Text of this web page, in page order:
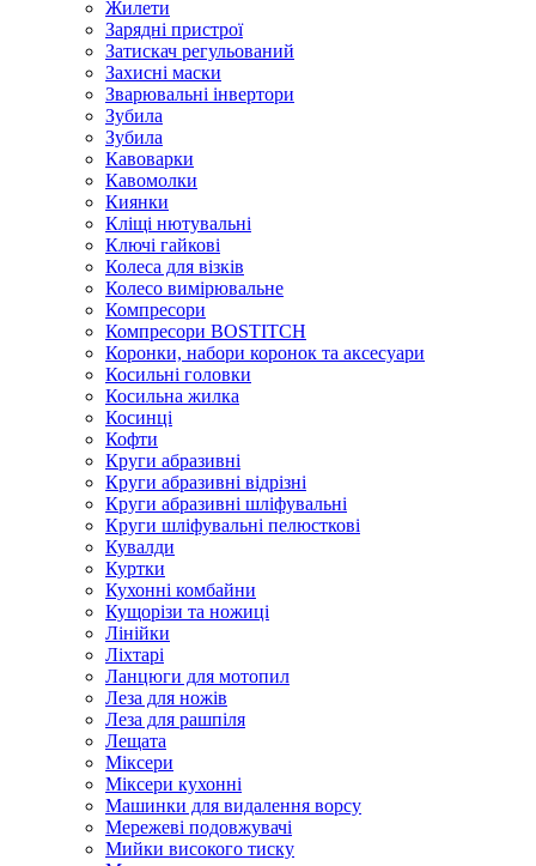
Жилети
Зарядні пристрої
Затискач регульований
Захисні маски
Зварювальні інвертори
Зубила
Зубила
Кавоварки
Кавомолки
Киянки
Кліщі нютувальні
Ключі гайкові
Колеса для візків
Колесо вимірювальне
Компресори
Компресори BOSTITCH
Коронки, набори коронок та аксесуари
Косильні головки
Косильна жилка
Косинці
Кофти
Круги абразивні
Круги абразивні відрізні
Круги абразивні шліфувальні
Круги шліфувальні пелюсткові
Кувалди
Куртки
Кухонні комбайни
Кущорізи та ножиці
Лінійки
Ліхтарі
Ланцюги для мотопил
Леза для ножів
Леза для рашпіля
Лещата
Міксери
Міксери кухонні
Машинки для видалення ворсу
Мережеві подовжувачі
Мийки високого тиску